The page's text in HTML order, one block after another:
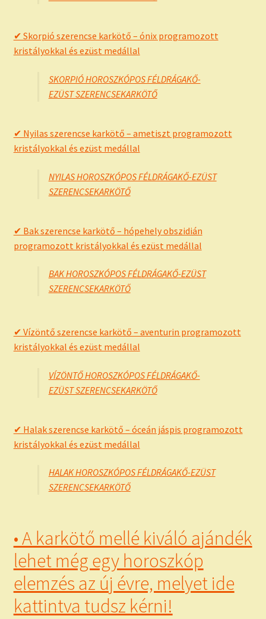
✔ Skorpió szerencse karkötő – ónix programozott
kristályokkal és ezüst medállal
SKORPIÓ HOROSZKÓPOS FÉLDRÁGAKŐ-
EZÜST SZERENCSEKARKÖTŐ
✔ Nyilas szerencse karkötő – ametiszt programozott
kristályokkal és ezüst medállal
NYILAS HOROSZKÓPOS FÉLDRÁGAKŐ-EZÜST
SZERENCSEKARKÖTŐ
✔ Bak szerencse karkötő – hópehely obszidián
programozott kristályokkal és ezüst medállal
BAK HOROSZKÓPOS FÉLDRÁGAKŐ-EZÜST
SZERENCSEKARKÖTŐ
✔ Vízöntő szerencse karkötő – aventurin programozott
kristályokkal és ezüst medállal
VÍZÖNTŐ HOROSZKÓPOS FÉLDRÁGAKŐ-
EZÜST SZERENCSEKARKÖTŐ
✔ Halak szerencse karkötő – óceán jáspis programozott
kristályokkal és ezüst medállal
HALAK HOROSZKÓPOS FÉLDRÁGAKŐ-EZÜST
SZERENCSEKARKÖTŐ
• A karkötő mellé kiváló ajándék
lehet még egy horoszkóp
elemzés az új évre, melyet ide
kattintva tudsz kérni!